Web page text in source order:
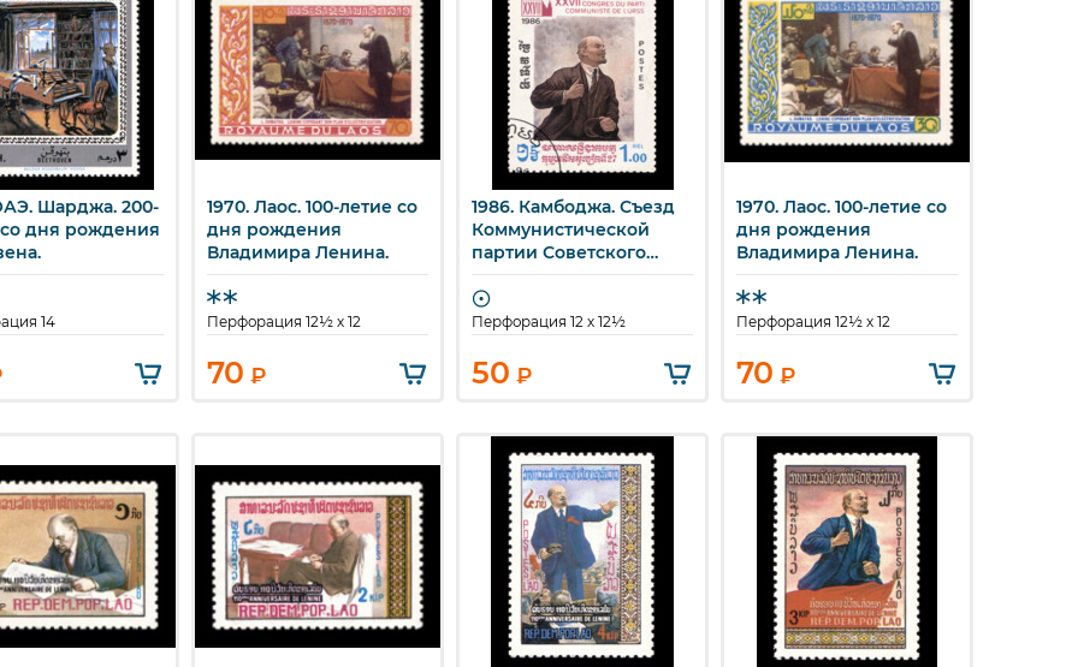
просмотр
Шарджа. 200-
дня рождения
14
Быстрый просмотр
1970. Лаос. 100-летие со
дня рождения
Владимира Ленина.
Перфорация 12½ x 12
70 ₽
Быстрый просмотр
1986. Камбоджа. Съезд
Коммунистической
партии Советского
Союза.
Перфорация 12 x 12½
50 ₽
Быстрый просмотр
1970. Лаос. 100-летие со
дня рождения
Владимира Ленина.
Перфорация 12½ x 12
70 ₽